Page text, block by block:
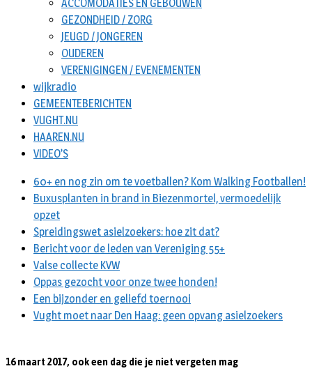
ACCOMODATIES EN GEBOUWEN
GEZONDHEID / ZORG
JEUGD / JONGEREN
OUDEREN
VERENIGINGEN / EVENEMENTEN
wijkradio
GEMEENTEBERICHTEN
VUGHT.NU
HAAREN.NU
VIDEO’S
60+ en nog zin om te voetballen? Kom Walking Footballen!
Buxusplanten in brand in Biezenmortel, vermoedelijk
opzet
Spreidingswet asielzoekers: hoe zit dat?
Bericht voor de leden van Vereniging 55+
Valse collecte KVW
Oppas gezocht voor onze twee honden!
Een bijzonder en geliefd toernooi
Vught moet naar Den Haag: geen opvang asielzoekers
16 maart 2017, ook een dag die je niet vergeten mag